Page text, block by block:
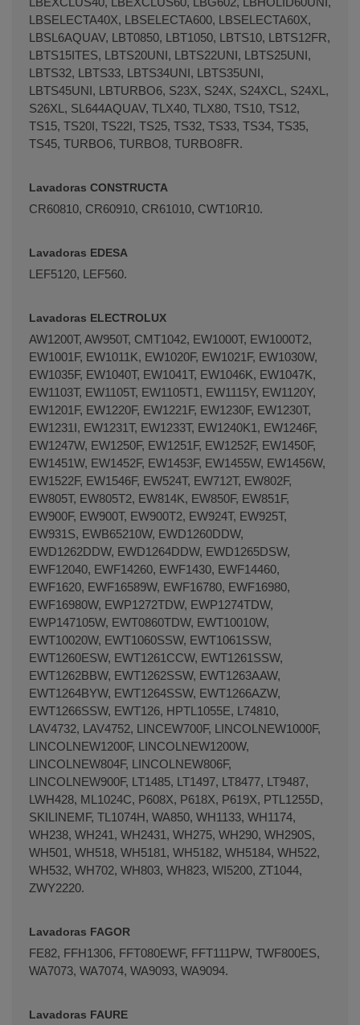
LBSELECTA40X, LBSELECTA600, LBSELECTA60X,
LBSL6AQUAV, LBT0850, LBT1050, LBTS10, LBTS12FR,
LBTS15ITES, LBTS20UNI, LBTS22UNI, LBTS25UNI,
LBTS32, LBTS33, LBTS34UNI, LBTS35UNI,
LBTS45UNI, LBTURBO6, S23X, S24X, S24XCL, S24XL,
S26XL, SL644AQUAV, TLX40, TLX80, TS10, TS12,
TS15, TS20I, TS22I, TS25, TS32, TS33, TS34, TS35,
TS45, TURBO6, TURBO8, TURBO8FR.
Lavadoras CONSTRUCTA
CR60810, CR60910, CR61010, CWT10R10.
Lavadoras EDESA
LEF5120, LEF560.
Lavadoras ELECTROLUX
AW1200T, AW950T, CMT1042, EW1000T, EW1000T2,
EW1001F, EW1011K, EW1020F, EW1021F, EW1030W,
EW1035F, EW1040T, EW1041T, EW1046K, EW1047K,
EW1103T, EW1105T, EW1105T1, EW1115Y, EW1120Y,
EW1201F, EW1220F, EW1221F, EW1230F, EW1230T,
EW1231I, EW1231T, EW1233T, EW1240K1, EW1246F,
EW1247W, EW1250F, EW1251F, EW1252F, EW1450F,
EW1451W, EW1452F, EW1453F, EW1455W, EW1456W,
EW1522F, EW1546F, EW524T, EW712T, EW802F,
EW805T, EW805T2, EW814K, EW850F, EW851F,
EW900F, EW900T, EW900T2, EW924T, EW925T,
EW931S, EWB65210W, EWD1260DDW,
EWD1262DDW, EWD1264DDW, EWD1265DSW,
EWF12040, EWF14260, EWF1430, EWF14460,
EWF1620, EWF16589W, EWF16780, EWF16980,
EWF16980W, EWP1272TDW, EWP1274TDW,
EWP147105W, EWT0860TDW, EWT10010W,
EWT10020W, EWT1060SSW, EWT1061SSW,
EWT1260ESW, EWT1261CCW, EWT1261SSW,
EWT1262BBW, EWT1262SSW, EWT1263AAW,
EWT1264BYW, EWT1264SSW, EWT1266AZW,
EWT1266SSW, EWT126, HPTL1055E, L74810,
LAV4732, LAV4752, LINCEW700F, LINCOLNEW1000F,
LINCOLNEW1200F, LINCOLNEW1200W,
LINCOLNEW804F, LINCOLNEW806F,
LINCOLNEW900F, LT1485, LT1497, LT8477, LT9487,
LWH428, ML1024C, P608X, P618X, P619X, PTL1255D,
SKILINEMF, TL1074H, WA850, WH1133, WH1174,
WH238, WH241, WH2431, WH275, WH290, WH290S,
WH501, WH518, WH5181, WH5182, WH5184, WH522,
WH532, WH702, WH803, WH823, WI5200, ZT1044,
ZWY2220.
Lavadoras FAGOR
FE82, FFH1306, FFT080EWF, FFT111PW, TWF800ES,
WA7073, WA7074, WA9093, WA9094.
Lavadoras FAURE